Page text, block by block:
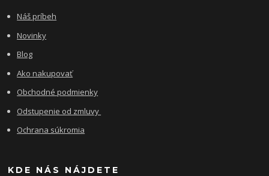
Náš príbeh
Novinky
Blog
Ako nakupovať
Obchodné podmienky
Odstupenie od zmluvy
Ochrana súkromia
KDE NÁS NÁJDETE